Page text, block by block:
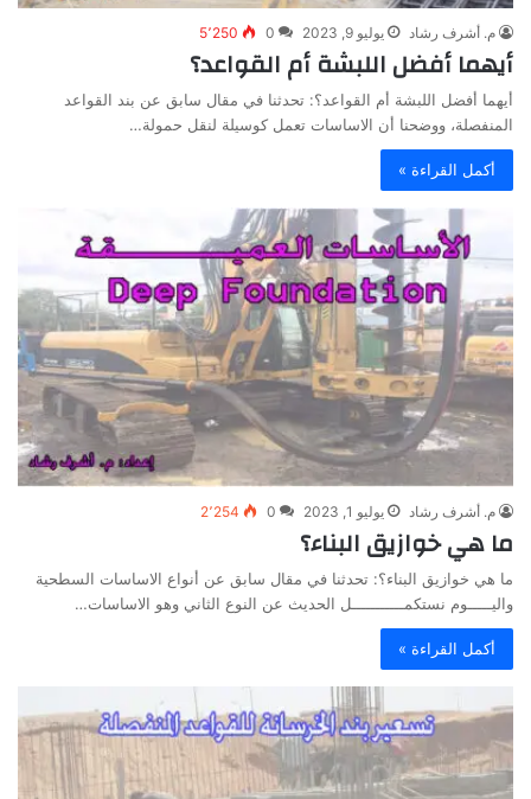
م. أشرف رشاد يوليو 9, 2023 0 5٬250
أيهما أفضل اللبشة أم القواعد؟
أيهما أفضل اللبشة أم القواعد؟: تحدثنا في مقال سابق عن بند القواعد
المنفصلة، ووضحنا أن الاساسات تعمل كوسيلة لنقل حمولة…
أكمل القراءة »
م. أشرف رشاد يوليو 1, 2023 0 2٬254
ما هي خوازيق البناء؟
ما هي خوازيق البناء؟: تحدثنا في مقال سابق عن أنواع الاساسات السطحية
واليـــــوم نستكمـــــــــــل الحديث عن النوع الثاني وهو الاساسات…
أكمل القراءة »